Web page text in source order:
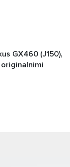
GX460 (J150),
originalnimi